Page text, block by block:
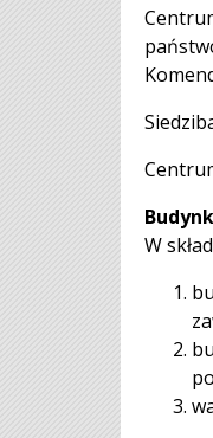
Treść
W